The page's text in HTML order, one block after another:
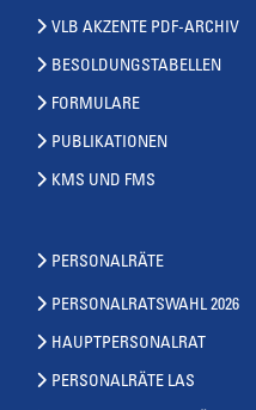
VLB AKZENTE PDF-ARCHIV
BESOLDUNGSTABELLEN
FORMULARE
PUBLIKATIONEN
KMS UND FMS
PERSONALRÄTE
PERSONALRATSWAHL 2026
HAUPTPERSONALRAT
PERSONALRÄTE LAS